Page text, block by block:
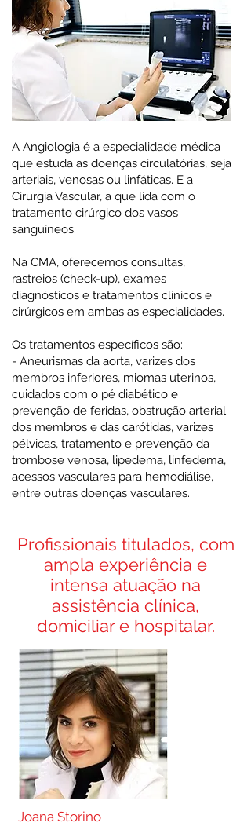
A Angiologia é a especialidade médica
que estuda as doenças circulatórias, seja
arteriais, venosas ou linfáticas. E a
Cirurgia Vascular, a que lida com o
tratamento cirúrgico dos vasos
sanguíneos.
Na CMA, oferecemos consultas,
rastreios (check-up), exames
diagnósticos e tratamentos clínicos e
cirúrgicos em ambas as especialidades.
Os tratamentos específicos são:
- Aneurismas da aorta, varizes dos
membros inferiores, miomas uterinos,
cuidados com o pé diabético e
prevenção de feridas, obstrução arterial
dos membros e das carótidas, varizes
pélvicas, tratamento e prevenção da
trombose venosa, lipedema, linfedema,
acessos vasculares para hemodiálise,
entre outras doenças vasculares.
Profissionais titulados, com
ampla experiência e
intensa atuação na
assistência clínica,
domiciliar e hospitalar.
Joana Storino